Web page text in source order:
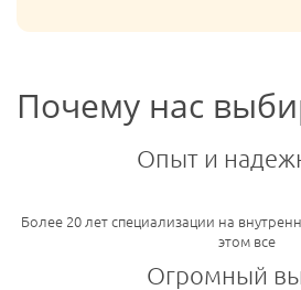
Почему нас
Опыт и
Более 20 лет специализации на
этом все
Огромный